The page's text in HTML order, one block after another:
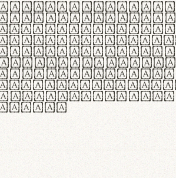
insulatione
lacus,
tempor
fames